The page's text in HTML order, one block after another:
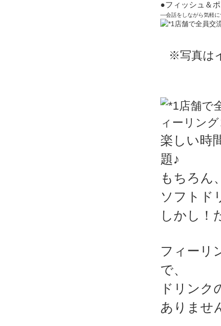
●フィッシュ＆
―会話をしながら気軽に
※写真は
楽しい時
題♪
もちろん
ソフトド
しかし！
フィーリ
で、
ドリンク
ありませ